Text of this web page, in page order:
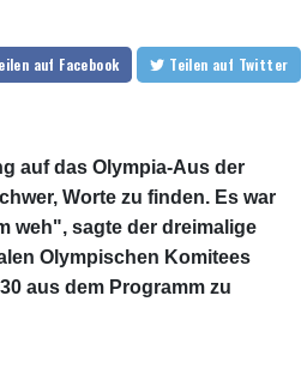
auf Facebook Teilen auf Twitter
auf das Olympia-Aus der
Worte zu finden. Es war
weh", sagte der dreimalige
Olympischen Komitees
aus dem Programm zu